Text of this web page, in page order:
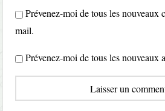
Prévenez-moi de tous les nouveaux
mail.
Prévenez-moi de tous les nouveaux